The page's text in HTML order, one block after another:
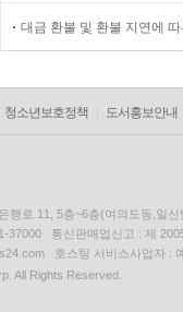
대금 환불 및 환불 지연에
청소년보호정책 도서홍보안내
행로 11, 5층~6층(여의도동,일신
37000 통신판매업신고 : 제
호스팅 서비스사업자 :
All Rights Reserved.